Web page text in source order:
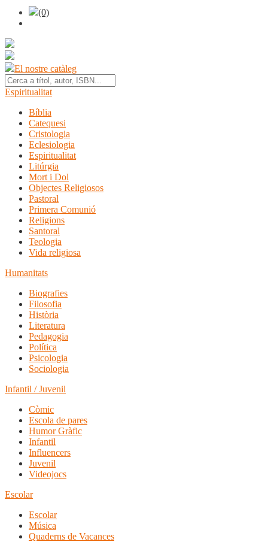
(0)
El nostre catàleg
Espiritualitat
Bíblia
Catequesi
Cristologia
Eclesiologia
Espiritualitat
Litúrgia
Mort i Dol
Objectes Religiosos
Pastoral
Primera Comunió
Religions
Santoral
Teologia
Vida religiosa
Humanitats
Biografies
Filosofia
Història
Literatura
Pedagogia
Política
Psicologia
Sociologia
Infantil / Juvenil
Còmic
Escola de pares
Humor Gràfic
Infantil
Influencers
Juvenil
Videojocs
Escolar
Escolar
Música
Quaderns de Vacances